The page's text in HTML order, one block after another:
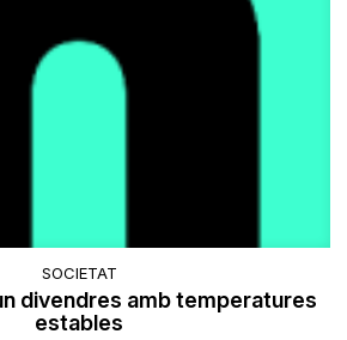
SOCIETAT
divendres amb temperatures
estables